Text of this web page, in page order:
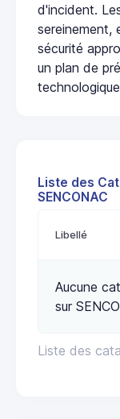
d'incident.
sereinement,
sécurité
un plan de
Liste des
SENCONAC
Liste des
Libellé
Aucune
sur